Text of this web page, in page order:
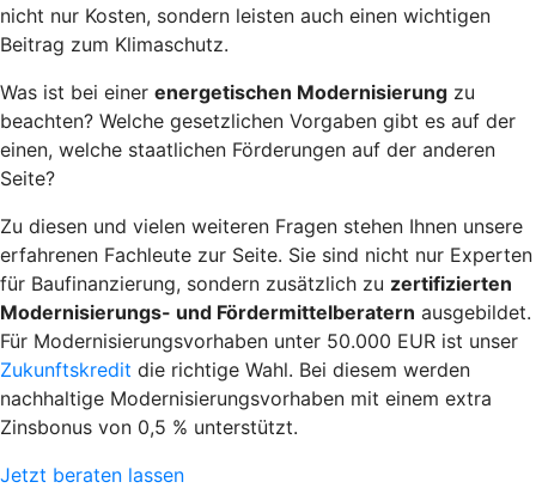
nicht nur Kosten, sondern leisten auch einen wichtigen
Beitrag zum Klimaschutz.
Was ist bei einer energetischen Modernisierung zu
beachten? Welche gesetzlichen Vorgaben gibt es auf der
einen, welche staatlichen Förderungen auf der anderen
Seite?
Zu diesen und vielen weiteren Fragen stehen Ihnen unsere
erfahrenen Fachleute zur Seite. Sie sind nicht nur Experten
für Baufinanzierung, sondern zusätzlich zu zertifizierten
Modernisierungs- und Fördermittelberatern ausgebildet.
Für Modernisierungsvorhaben unter 50.000 EUR ist unser
Zukunftskredit die richtige Wahl. Bei diesem werden
nachhaltige Modernisierungsvorhaben mit einem extra
Zinsbonus von 0,5 % unterstützt.
Jetzt beraten lassen